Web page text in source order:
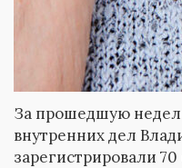
За прошедшую
внутренних дел
зарегистрировали